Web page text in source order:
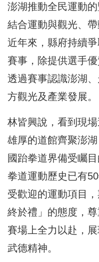
澎湖推動全民運動
結合運動與觀光、帶
近年來，縣府持續
賽事，除提供選手
透過賽事認識澎湖
方觀光及產業發展。
林皆興說，看到現
雄厚的道館齊聚澎
國跆拳道界備受矚
拳道運動歷史已有
受歡迎的運動項目
終於禮」的態度，
賽場上全力以赴，
武德精神。